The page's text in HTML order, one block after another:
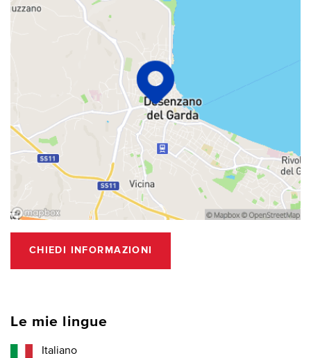
CHIEDI INFORMAZIONI
Le mie lingue
Italiano